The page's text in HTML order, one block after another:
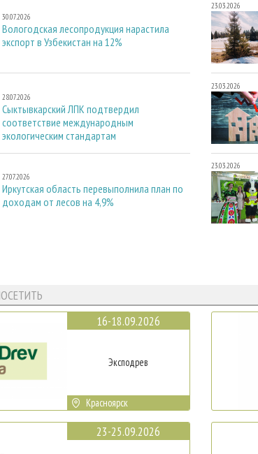
30.07.2026
Вологодская лесопродукция нарастила
экспорт в Узбекистан на 12%
28.07.2026
Сыктывкарский ЛПК подтвердил
соответствие международным
экологическим стандартам
27.07.2026
Иркутская область перевыполнила план по
доходам от лесов на 4,9%
23.03.2026
23.03.2026
23.03.2026
16-18.09.2026
Эксподрев
Красноярск
23-25.09.2026